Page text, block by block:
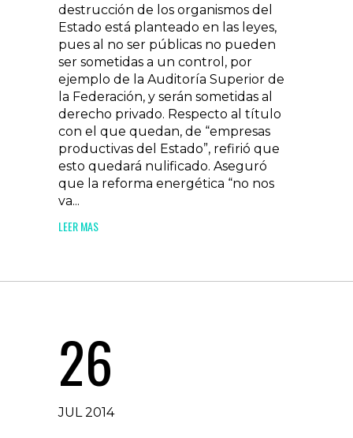
destrucción de los organismos del
Estado está planteado en las leyes,
pues al no ser públicas no pueden
ser sometidas a un control, por
ejemplo de la Auditoría Superior de
la Federación, y serán sometidas al
derecho privado. Respecto al título
con el que quedan, de “empresas
productivas del Estado”, refirió que
esto quedará nulificado. Aseguró
que la reforma energética “no nos
va...
LEER MAS
26
JUL 2014